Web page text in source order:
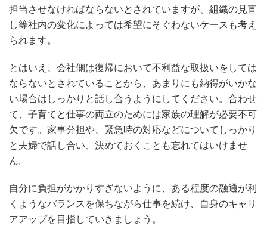
担当させなければならないとされていますが、組織の見直
し等社内の変化によっては希望にそぐわないケースも考え
られます。
とはいえ、会社側は復帰において不利益な取扱いをしては
ならないとされていることから、あまりにも納得がいかな
い場合はしっかりと話し合うようにしてください。合わせ
て、子育てと仕事の両立のためには家族の理解が必要不可
欠です。家事分担や、緊急時の対応などについてしっかり
と夫婦で話し合い、決めておくことも忘れてはいけませ
ん。
自分に負担がかかりすぎないように、ある程度の融通が利
くようなバランスを保ちながら仕事を続け、自身のキャリ
アアップを目指していきましょう。